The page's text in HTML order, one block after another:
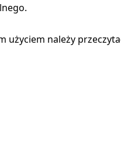
należy